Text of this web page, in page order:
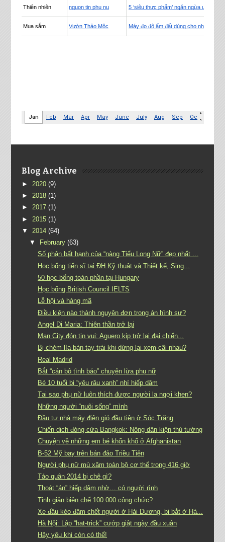
Blog Archive
► 2020 (9)
► 2018 (1)
► 2017 (1)
► 2015 (1)
▼ 2014 (64)
▼
February (63)
Số phận bất hạnh của “nàng Tiểu Long Nữ” đẹp nhất ...
Học bổng tiến sĩ tại ĐH Kỹ thuật và Thiết kế, Sing...
50 học bổng toàn phần tại Hungary
Học bổng British Council IELTS
Lễ hội và hàng mã
Điều kiện nào thành nguyên đơn trong án hình sự?
Angel Di Maria: Thiên thần trở lại
Man City đón tin vui: Aguero kịp trở lại đại chiến...
Bị chém lìa bàn tay trái khi dừng lại xem cãi nhau?
Real Madrid
Bắt “cán bộ tình báo” chuyên lừa phụ nữ
Bé 10 tuổi bị “yêu râu xanh” nhí hiếp dâm
Tại sao phụ nữ luôn thích được người lạ ngợi khen?
Những người “nuôi sống” mình
Đầu tư nhà máy điện gió đầu tiên ở Sóc Trăng
Chiến dịch đóng cửa Bangkok: Nông dân kiện thủ tướng
Chuyện về những em bé khốn khổ ở Afghanistan
B-52 Mỹ bay trên bán đảo Triều Tiên
Người phụ nữ mù xăm toàn bộ cơ thể trong 416 giờ
Táo quân 2014 bị chê gì?
Thoát “án” hiếp dâm nhờ… có người rình
Tinh giản biên chế 100.000 công chức?
Xe đầu kéo đâm chết người ở Hải Dương, bị bắt ở Hà...
Hà Nội: Lập “hat-trick” cướp giật ngày đầu xuân
Hãy yêu khi còn có thể!